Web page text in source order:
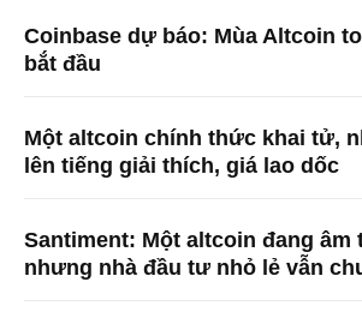
Coinbase dự báo: Mùa Altcoin
bắt đầu
Một altcoin chính thức khai tử,
lên tiếng giải thích, giá lao dốc
Santiment: Một altcoin đang âm
nhưng nhà đầu tư nhỏ lẻ vẫn